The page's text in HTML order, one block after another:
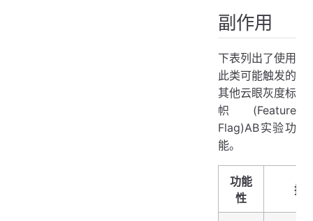
副作用
下表列出了使用
此类可能触发的
其他云眼灰度标
帜(Feature
Flag)AB实验功
能。
功能
性
描